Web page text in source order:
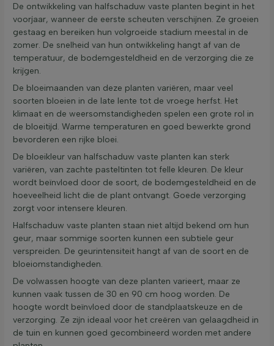
De ontwikkeling van halfschaduw vaste planten begint in het
voorjaar, wanneer de eerste scheuten verschijnen. Ze groeien
gestaag en bereiken hun volgroeide stadium meestal in de
zomer. De snelheid van hun ontwikkeling hangt af van de
temperatuur, de bodemgesteldheid en de verzorging die ze
krijgen.
De bloeimaanden van deze planten variëren, maar veel
soorten bloeien in de late lente tot de vroege herfst. Het
klimaat en de weersomstandigheden spelen een grote rol in
de bloeitijd. Warme temperaturen en goed bewerkte grond
bevorderen een rijke bloei.
De bloeikleur van halfschaduw vaste planten kan sterk
variëren, van zachte pasteltinten tot felle kleuren. De kleur
wordt beïnvloed door de soort, de bodemgesteldheid en de
hoeveelheid licht die de plant ontvangt. Goede verzorging
zorgt voor intensere kleuren.
Halfschaduw vaste planten staan niet altijd bekend om hun
geur, maar sommige soorten kunnen een subtiele geur
verspreiden. De geurintensiteit hangt af van de soort en de
bloeiomstandigheden.
De volwassen hoogte van deze planten varieert, maar ze
kunnen vaak tussen de 30 en 90 cm hoog worden. De
hoogte wordt beïnvloed door de standplaatskeuze en de
verzorging. Ze zijn ideaal voor het creëren van gelaagdheid in
de tuin en kunnen goed gecombineerd worden met andere